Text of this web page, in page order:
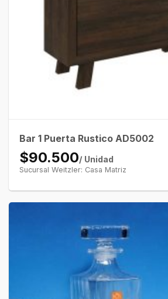
Bar 1 Puerta Rustico AD5002
$90.500/ Unidad
Sucursal Weitzler: Casa Matriz